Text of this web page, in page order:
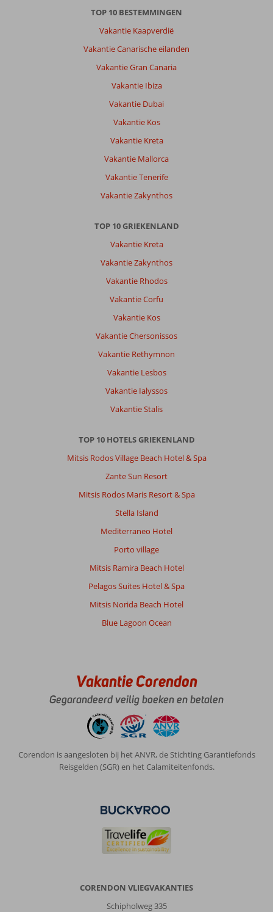
TOP 10 BESTEMMINGEN
Vakantie Kaapverdië
Vakantie Canarische eilanden
Vakantie Gran Canaria
Vakantie Ibiza
Vakantie Dubai
Vakantie Kos
Vakantie Kreta
Vakantie Mallorca
Vakantie Tenerife
Vakantie Zakynthos
TOP 10 GRIEKENLAND
Vakantie Kreta
Vakantie Zakynthos
Vakantie Rhodos
Vakantie Corfu
Vakantie Kos
Vakantie Chersonissos
Vakantie Rethymnon
Vakantie Lesbos
Vakantie Ialyssos
Vakantie Stalis
TOP 10 HOTELS GRIEKENLAND
Mitsis Rodos Village Beach Hotel & Spa
Zante Sun Resort
Mitsis Rodos Maris Resort & Spa
Stella Island
Mediterraneo Hotel
Porto village
Mitsis Ramira Beach Hotel
Pelagos Suites Hotel & Spa
Mitsis Norida Beach Hotel
Blue Lagoon Ocean
Vakantie Corendon
Gegarandeerd veilig boeken en betalen
Corendon is aangesloten bij het ANVR, de Stichting Garantiefonds
Reisgelden (SGR) en het Calamiteitenfonds.
CORENDON VLIEGVAKANTIES
Schipholweg 335